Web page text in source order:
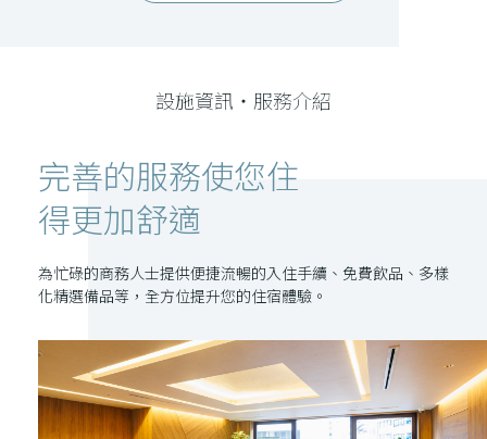
設施資訊・服務介紹
完善的服務使您住
得更加舒適
為忙碌的商務人士提供便捷流暢的入住手續、免費飲品、多樣
化精選備品等，全方位提升您的住宿體驗。